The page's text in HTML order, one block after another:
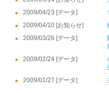
2009/04/23 [データ]
2009/04/10 [お知らせ]
2009/03/26 [データ]
2009/02/24 [データ]
2009/01/27 [データ]